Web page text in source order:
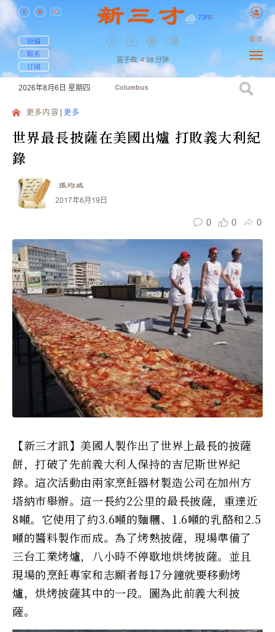
73F| C
投稿
联系
订阅
笛子曲, 4:38 分钟
繁体
2026年8月6日 星期四 Columbus
更多内容 更多
世界最長披薩在美國出爐 打敗義大利紀
錄
張均威
2017年6月19日
0 0 0
【新三才訊】美國人製作出了世界上最長的披薩
餅，打破了先前義大利人保持的吉尼斯世界紀
錄。這次活動由兩家烹飪器材製造公司在加州方
塔納市舉辦。這一長約2公里的最長披薩，重達近
8噸。它使用了約3.6噸的麵糰、1.6噸的乳酪和2.5
噸的醬料製作而成。為了烤熟披薩，現場準備了
三台工業烤爐，八小時不停歇地烘烤披薩。並且
現場的烹飪專家和志願者每17分鐘就要移動烤
爐，烘烤披薩其中的一段。圖為此前義大利披
薩。